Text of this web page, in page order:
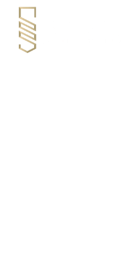
Soluções